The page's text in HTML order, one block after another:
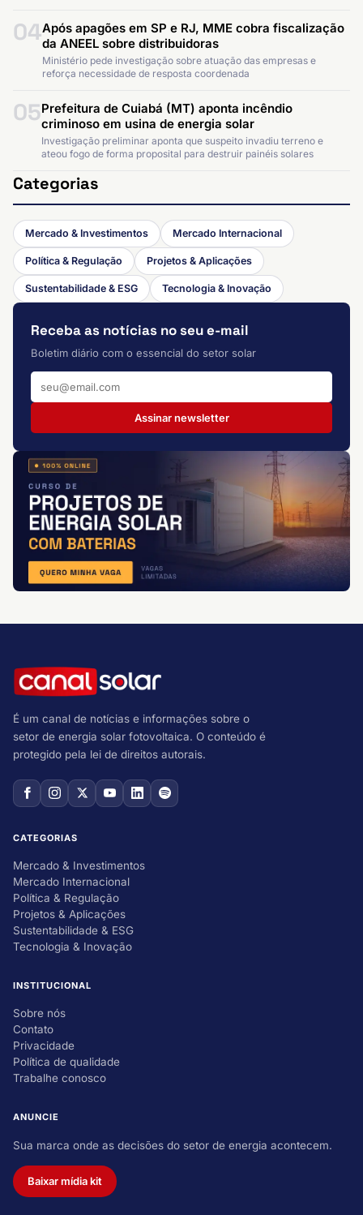
04Após apagões em SP e RJ, MME cobra fiscalização
da ANEEL sobre distribuidoras
Ministério pede investigação sobre atuação das empresas e
reforça necessidade de resposta coordenada
05Prefeitura de Cuiabá (MT) aponta incêndio
criminoso em usina de energia solar
Investigação preliminar aponta que suspeito invadiu terreno e
ateou fogo de forma proposital para destruir painéis solares
Categorias
Mercado & Investimentos Mercado Internacional
Política & Regulação Projetos & Aplicações
Sustentabilidade & ESG Tecnologia & Inovação
Receba as notícias no seu e-mail
Boletim diário com o essencial do setor solar
Assinar newsletter
É um canal de notícias e informações sobre o
setor de energia solar fotovoltaica. O conteúdo é
protegido pela lei de direitos autorais.
CATEGORIAS
Mercado & Investimentos
Mercado Internacional
Política & Regulação
Projetos & Aplicações
Sustentabilidade & ESG
Tecnologia & Inovação
INSTITUCIONAL
Sobre nós
Contato
Privacidade
Política de qualidade
Trabalhe conosco
ANUNCIE
Sua marca onde as decisões do setor de energia acontecem.
Baixar mídia kit